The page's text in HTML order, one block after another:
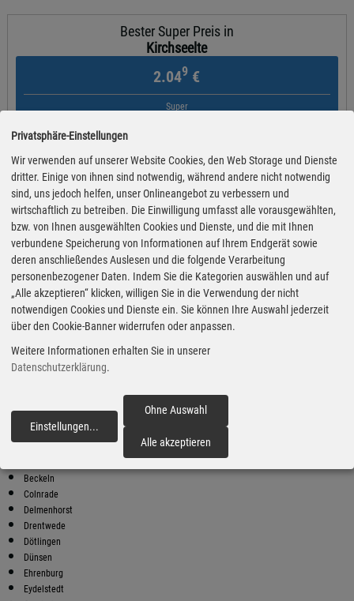
Bester Super Preis in
Kirchseelte
2.049 €
Super
tankpool24
Annenheider Straße 235
Super Preise in Kirchseelte
Bester Super E10 Preis in
Kirchseelte
1.989€
Super E10
Annenheider Straße 235
Preiswerter tanken - finden Sie die günstigsten Benzin und Diesel
Preise in Ihrer Stadt
Beckeln
Colnrade
Delmenhorst
Drentwede
Dötlingen
Dünsen
Ehrenburg
Eydelstedt
Privatsphäre-Einstellungen
Wir verwenden auf unserer Website Cookies, den Web Storage und Dienste
dritter. Einige von ihnen sind notwendig, während andere nicht notwendig
sind, uns jedoch helfen, unser Onlineangebot zu verbessern und
wirtschaftlich zu betreiben. Die Einwilligung umfasst alle vorausgewählten,
bzw. von Ihnen ausgewählten Cookies und Dienste, und die mit Ihnen
verbundene Speicherung von Informationen auf Ihrem Endgerät sowie
deren anschließendes Auslesen und die folgende Verarbeitung
personenbezogener Daten. Indem Sie die Kategorien auswählen und auf
„Alle akzeptieren“ klicken, willigen Sie in die Verwendung der nicht
notwendigen Cookies und Dienste ein. Sie können Ihre Auswahl jederzeit
über den Cookie-Banner widerrufen oder anpassen.
Weitere Informationen erhalten Sie in unserer
Datenschutzerklärung.
Einstellungen...
Ohne Auswahl
Alle akzeptieren